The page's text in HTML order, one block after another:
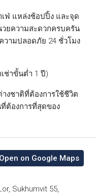
เฟ่ แหล่งช้อปปิ้ง และจุด
ยความสะดวกครบครัน
วามปลอดภัย 24 ชั่วโมง
าขั้นต่ำ 1 ปี)
งชาติที่ต้องการใช้ชีวิต
ต้องการที่สุดของ
Open on Google Maps
Sukhumvit 55,